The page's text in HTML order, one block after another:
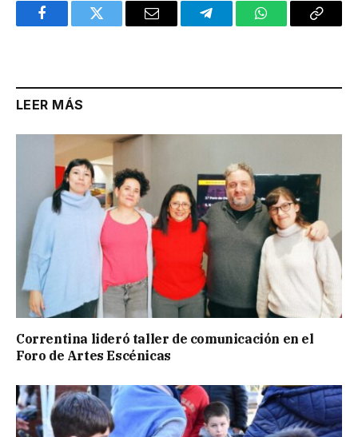
FacebookTwitter Email TelegramWhatsAppCopy
LEER MÁS
Correntina lideró taller de comunicación en el
Foro de Artes Escénicas